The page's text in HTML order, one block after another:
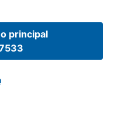
principal